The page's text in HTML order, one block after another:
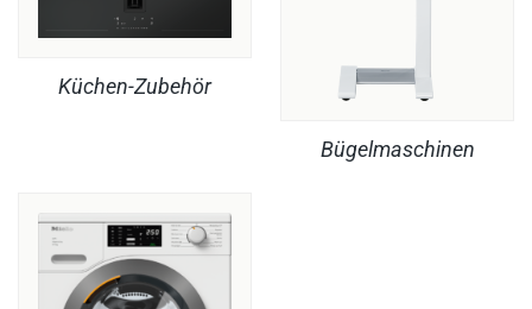
Küchen-Zubehör
Bügelmaschinen